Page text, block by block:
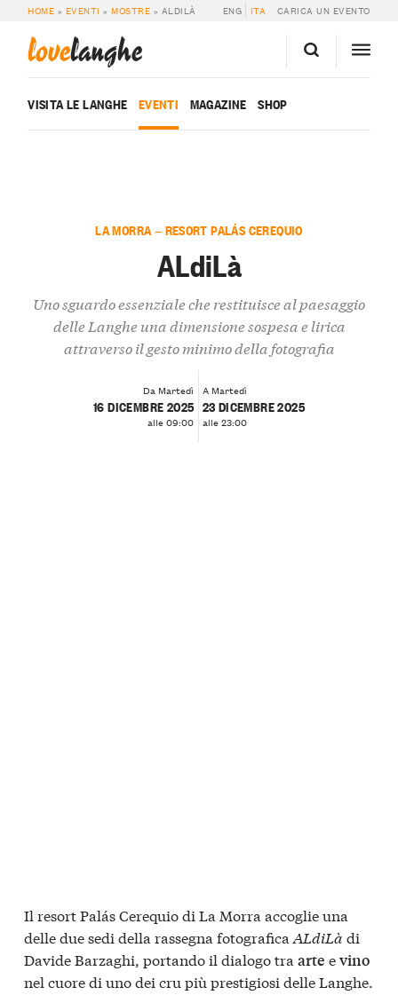
HOME » EVENTI »MOSTRE » ALDILÀ ENG ITA CARICA UN EVENTO
lovelanghe
VISITA LE LANGHE EVENTI MAGAZINE SHOP
LA MORRA — RESORT PALÁS CEREQUIO
ALdiLà
Uno sguardo essenziale che restituisce al paesaggio
delle Langhe una dimensione sospesa e lirica
attraverso il gesto minimo della fotografia
Da Martedì
16 DICEMBRE 2025
alle 09:00
A Martedì
23 DICEMBRE 2025
alle 23:00
Il resort Palás Cerequio di La Morra accoglie una
delle due sedi della rassegna fotografica ALdiLà di
Davide Barzaghi, portando il dialogo tra arte evino
nel cuore di uno dei cru più prestigiosi delle Langhe.